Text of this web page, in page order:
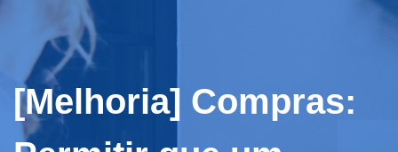
[Melhoria] Compras: